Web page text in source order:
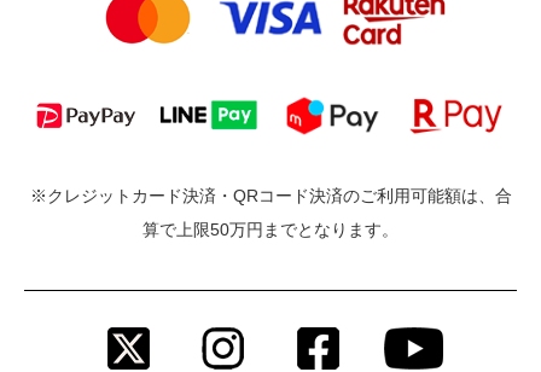
※クレジットカード決済・QRコード決済のご利用可能額は、合
算で上限50万円までとなります。